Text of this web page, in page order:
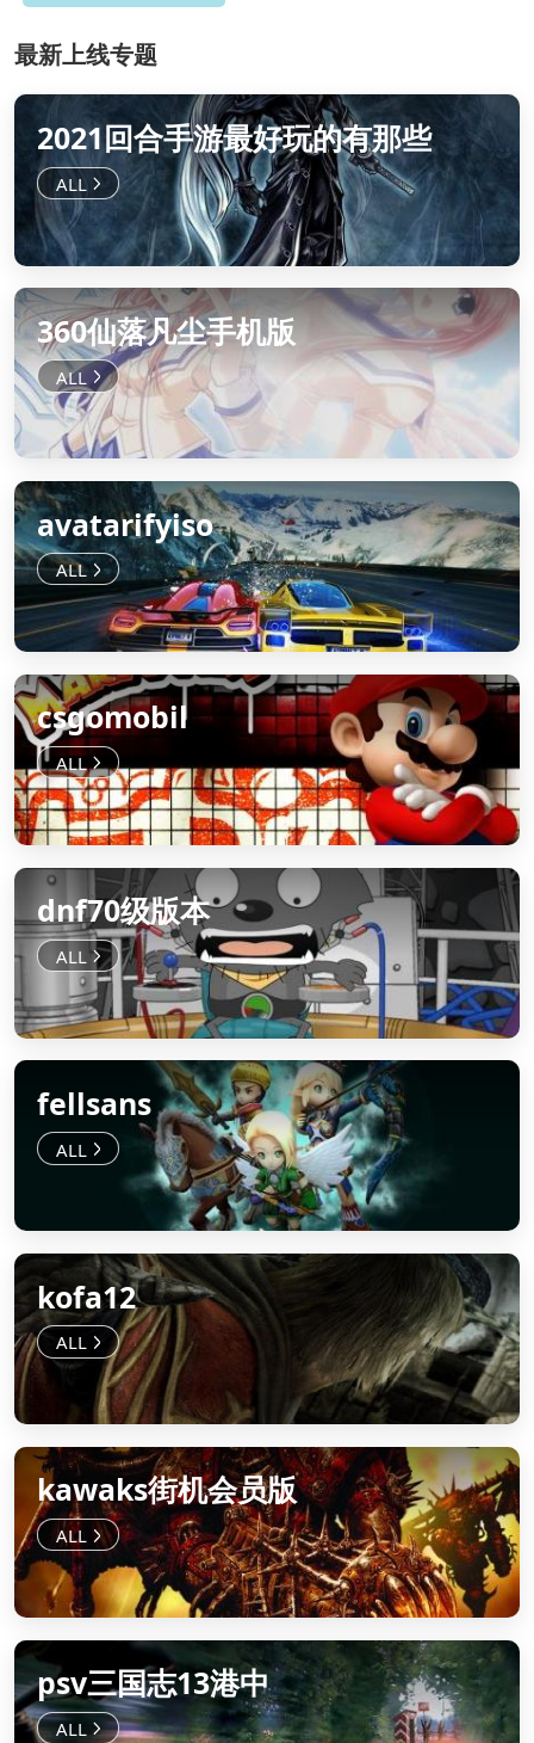
最新上线专题
2021回合手游最好玩的有那些
360仙落凡尘手机版
avatarifyiso
csgomobil
dnf70级版本
fellsans
kofa12
kawaks街机会员版
psv三国志13港中